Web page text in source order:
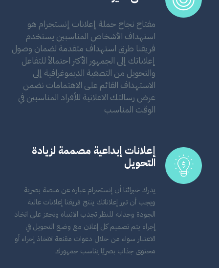
مفتاح نجاح حملة إعلانات إنستجرام هو
استهداف الأشخاص المناسبين يستخدم
فريقنا طرق استهداف متقدمة لضمان وصول
إعلاناتك إلى الجمهور الأكثر احتمالاً للتفاعل
والتحويل من التصفية الديموغرافية إلى
الاستهداف القائم على الاهتمامات نضمن
عرض رسالتك الاعلانية للأفراد المناسبين في
الوقت المناسب
إعلانات إبداعية مصممة لزيادة
التحويل
يدرك خبرائنا أن إنستجرام عبارة عن منصة بصرية
ويجب أن تبرز إعلاناتك ينتج فريقنا إعلانات عالية
الجودة وجذابة للنظر تجذب الانتباه وتحفز على اتخاذ
إجراء يتم تصميم كل إعلان مع وضع التحويل في
الاعتبار سواء من خلال دعوات مقنعة لاتخاذ إجراء أو
محتوى جذاب بصريًا يناسب جمهورك